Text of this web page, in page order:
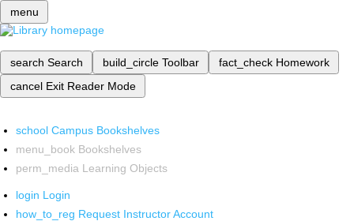
menu
search Search build_circle Toolbar fact_check Homework
cancel Exit Reader Mode
school Campus Bookshelves
menu_book Bookshelves
perm_media Learning Objects
login Login
how_to_reg Request Instructor Account